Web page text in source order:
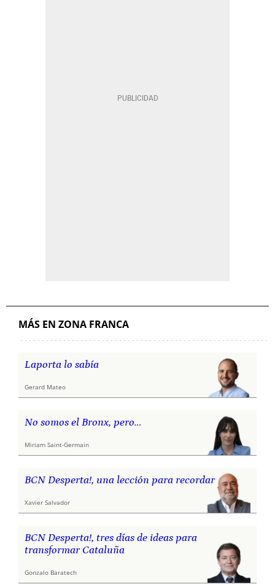
MÁS EN ZONA FRANCA
Laporta lo sabía
Gerard Mateo
No somos el Bronx, pero…
Miriam Saint-Germain
BCN Desperta!, una lección para recordar
Xavier Salvador
BCN Desperta!, tres días de ideas para
transformar Cataluña
Gonzalo Baratech